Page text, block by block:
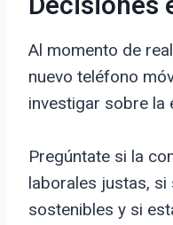
Al momento de
nuevo teléfono
investigar sobre la
Pregúntate si la
laborales justas,
sostenibles y si